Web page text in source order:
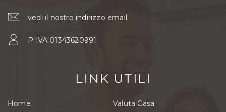
vedi il nostro indirizzo email
P.IVA 01343620991
LINK UTILI
Home
Valuta Casa